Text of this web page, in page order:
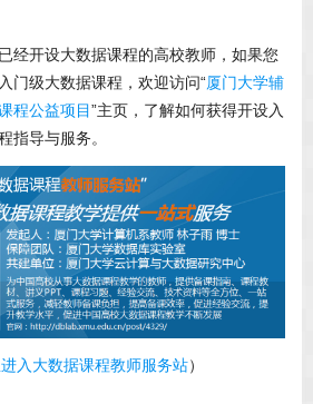
经开设大数据课程的高校教师，如果您
门级大数据课程，欢迎访问“厦门大学辅
程公益项目”主页，了解如何获得开设入
指导与服务。
入大数据课程教师服务站）